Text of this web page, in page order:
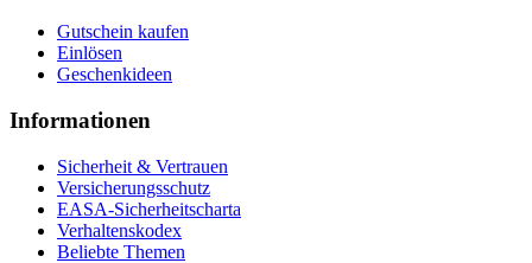
Gutschein kaufen
Einlösen
Geschenkideen
Informationen
Sicherheit & Vertrauen
Versicherungsschutz
EASA-Sicherheitscharta
Verhaltenskodex
Beliebte Themen